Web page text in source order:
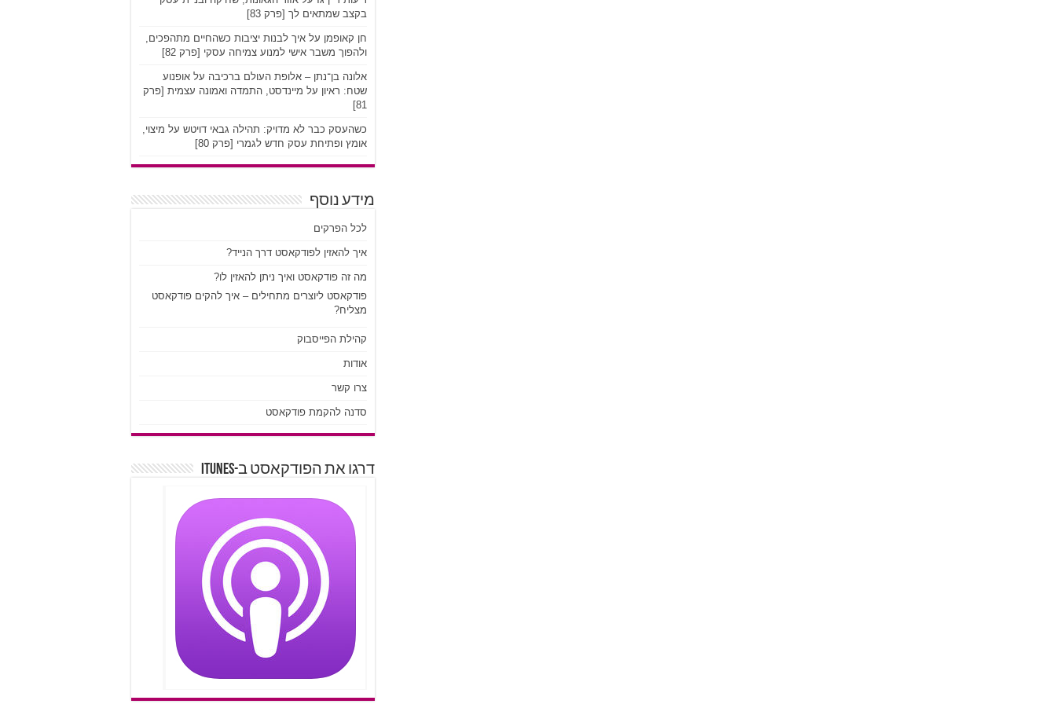
בקצב שמתאים לך [פרק 83]
חן קאופמן על איך לבנות יציבות כשהחיים מתהפכים,
ולהפוך משבר אישי למנוע צמיחה עסקי [פרק 82]
אלונה בן־נתן – אלופת העולם ברכיבה על אופנוע
שטח: ראיון על מיינדסט, התמדה ואמונה עצמית [פרק
81]
כשהעסק כבר לא מדויק: תהילה גבאי דויטש על מיצוי,
אומץ ופתיחת עסק חדש לגמרי [פרק 80]
מידע נוסף
לכל הפרקים
איך להאזין לפודקאסט דרך הנייד?
מה זה פודקאסט ואיך ניתן להאזין לו?
פודקאסט ליוצרים מתחילים – איך להקים פודקאסט
מצליח?
קהילת הפייסבוק
אודות
צרו קשר
סדנה להקמת פודקאסט
דרגו את הפודקאסט ב-iTunes